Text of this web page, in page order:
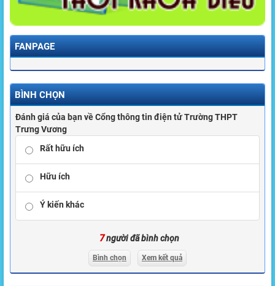
FANPAGE
BÌNH CHỌN
Đánh giá của bạn về Cổng thông tin điện tử Trường THPT
Trưng Vương
Rất hữu ích
Hữu ích
Ý kiến khác
7người đã bình chọn
Bình chọn Xem kết quả